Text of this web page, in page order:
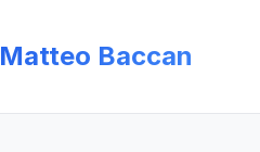
Matteo Baccan